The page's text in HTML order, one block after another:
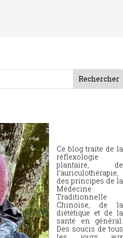
Ce blog traite de la
réflexologie
plantaire, de
l’auriculothérapie,
des principes de la
Médecine
Traditionnelle
Chinoise, de la
diététique et de la
santé en général.
Des soucis de tous